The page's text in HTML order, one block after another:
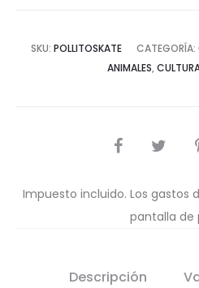
SKU: POLLITOSKATE CATEGORÍA:
ANIMALES,
COMPARTIR
Impuesto incluido. Los gastos
pantalla de
Descripción